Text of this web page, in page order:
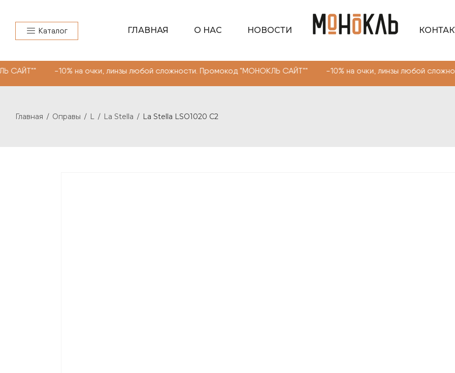
Каталог ГЛАВНАЯ О НАС НОВОСТИ
на очки, линзы любой сложности. Промокод "МОНОКЛЬ САЙТ"" -10% на очки, линзы любой
Главная / Оправы / L / La Stella / La Stella LSO1020 C2